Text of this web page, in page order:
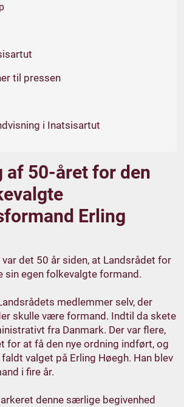
til pressen
i Inatsisartut
af 50-året for den
Erling
det 50 år siden, at Landsrådet for
sin egen folkevalgte formand.
medlemmer selv, der
skulle være formand. Indtil da skete
fra Danmark. Der var flere,
for at få den nye ordning indført, og
valget på Erling Høegh. Han blev
i fire år.
denne særlige begivenhed